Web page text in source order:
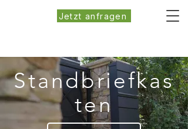
Jetzt anfragen
Standbriefkas
ten